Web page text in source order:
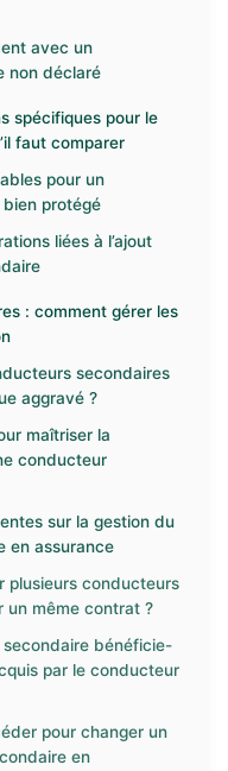
avec un
non déclaré
spécifiques pour le
faut comparer
pour un
protégé
liées à l’ajout
: comment gérer les
secondaires
aggravé ?
maîtriser la
conducteur
sur la gestion du
en assurance
plusieurs conducteurs
un même contrat ?
bénéficie-
par le conducteur
pour changer un
en